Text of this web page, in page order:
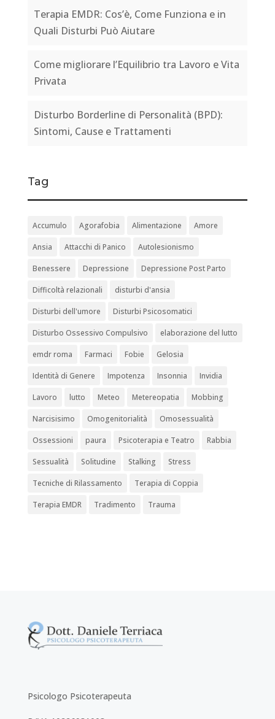
Terapia EMDR: Cos’è, Come Funziona e in
Quali Disturbi Può Aiutare
Come migliorare l’Equilibrio tra Lavoro e Vita
Privata
Disturbo Borderline di Personalità (BPD):
Sintomi, Cause e Trattamenti
Tag
Accumulo Agorafobia Alimentazione Amore
Ansia Attacchi di Panico Autolesionismo
Benessere Depressione Depressione Post Parto
Difficoltà relazionali disturbi d'ansia
Disturbi dell'umore Disturbi Psicosomatici
Disturbo Ossessivo Compulsivo elaborazione del lutto
emdr roma Farmaci Fobie Gelosia
Identità di Genere Impotenza Insonnia Invidia
Lavoro lutto Meteo Metereopatia Mobbing
Narcisisimo Omogenitorialità Omosessualità
Ossessioni paura Psicoterapia e Teatro Rabbia
Sessualità Solitudine Stalking Stress
Tecniche di Rilassamento Terapia di Coppia
Terapia EMDR Tradimento Trauma
Psicologo Psicoterapeuta